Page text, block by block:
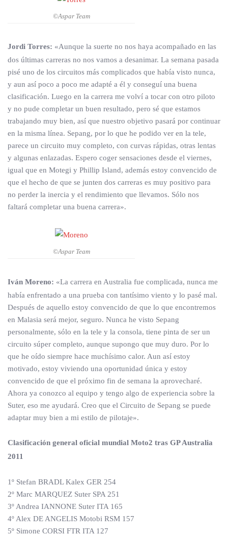
©Aspar Team
Jordi Torres: «Aunque la suerte no nos haya acompañado en las
dos últimas carreras no nos vamos a desanimar. La semana pasada
pisé uno de los circuitos más complicados que había visto nunca,
y aun así poco a poco me adapté a él y conseguí una buena
clasificación. Luego en la carrera me volví a tocar con otro piloto
y no pude completar un buen resultado, pero sé que estamos
trabajando muy bien, así que nuestro objetivo pasará por continuar
en la misma línea. Sepang, por lo que he podido ver en la tele,
parece un circuito muy completo, con curvas rápidas, otras lentas
y algunas enlazadas. Espero coger sensaciones desde el viernes,
igual que en Motegi y Phillip Island, además estoy convencido de
que el hecho de que se junten dos carreras es muy positivo para
no perder la inercia y el rendimiento que llevamos. Sólo nos
faltará completar una buena carrera».
©Aspar Team
Iván Moreno: «La carrera en Australia fue complicada, nunca me
había enfrentado a una prueba con tantísimo viento y lo pasé mal.
Después de aquello estoy convencido de que lo que encontremos
en Malasia será mejor, seguro. Nunca he visto Sepang
personalmente, sólo en la tele y la consola, tiene pinta de ser un
circuito súper completo, aunque supongo que muy duro. Por lo
que he oído siempre hace muchísimo calor. Aun así estoy
motivado, estoy viviendo una oportunidad única y estoy
convencido de que el próximo fin de semana la aprovecharé.
Ahora ya conozco al equipo y tengo algo de experiencia sobre la
Suter, eso me ayudará. Creo que el Circuito de Sepang se puede
adaptar muy bien a mi estilo de pilotaje».
Clasificación general oficial mundial Moto2 tras GP Australia
2011
1º Stefan BRADL Kalex GER 254
2º Marc MARQUEZ Suter SPA 251
3º Andrea IANNONE Suter ITA 165
4º Alex DE ANGELIS Motobi RSM 157
5º Simone CORSI FTR ITA 127